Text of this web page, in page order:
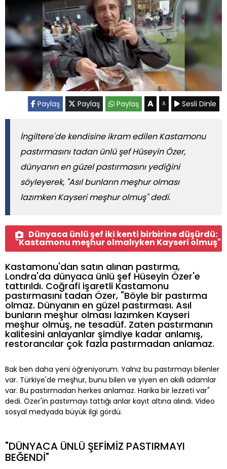
Paylaş Paylaş Paylaş A A Sesli Dinle
İngiltere'de kendisine ikram edilen Kastamonu
pastırmasını tadan ünlü şef Hüseyin Özer,
dünyanın en güzel pastırmasını yediğini
söyleyerek, "Asıl bunların meşhur olması
lazımken Kayseri meşhur olmuş" dedi.
Dünyaca ünlü şef iki kenti birbirine düşürdü:
"Kastamonu meşhur olmalıyken Kayseri olmuş"
Kastamonu'dan satın alınan pastırma,
Londra'da dünyaca ünlü şef Hüseyin Özer'e
tattırıldı. Coğrafi işaretli Kastamonu
pastırmasını tadan Özer, "Böyle bir pastırma
olmaz. Dünyanın en güzel pastırması. Asıl
bunların meşhur olması lazımken Kayseri
meşhur olmuş, ne tesadüf. Zaten pastırmanın
kalitesini anlayanlar şimdiye kadar anlamış,
restorancılar çok fazla pastırmadan anlamaz.
Bak ben daha yeni öğreniyorum. Yalnız bu pastırmayı bilenler
var. Türkiye'de meşhur, bunu bilen ve yiyen en akıllı adamlar
var. Bu pastırmadan herkes anlamaz. Harika bir lezzeti var"
dedi. Özer'in pastırmayı tattığı anlar kayıt altına alındı. Video
sosyal medyada büyük ilgi gördü.
"DÜNYACA ÜNLÜ ŞEFİMİZ PASTIRMAYI
BEĞENDİ"